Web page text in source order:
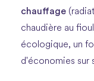
chauffage
chaudière au
écologique, un
d'économies sur